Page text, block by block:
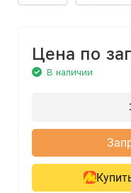
Цена по
В наличии